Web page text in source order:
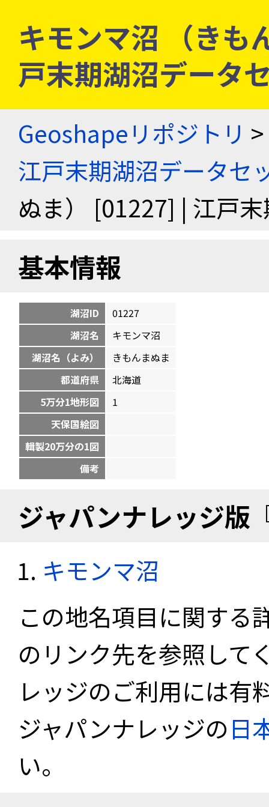
キモンマ沼 （き
戸末期湖沼データ
Geoshapeリポジトリ >
江戸末期湖沼データセ
ぬま） [01227] | 江戸
基本情報
湖沼ID
01227
湖沼名
キモンマ沼
湖沼名（よみ）
きもんまぬま
都道府県
北海道
5万分1地形図
1
天保国絵図
輯製20万分の1図
備考
ジャパンナレッジ版
キモンマ沼
この地名項目に関する
のリンク先を参照して
レッジのご利用には有
ジャパンナレッジの日
い。